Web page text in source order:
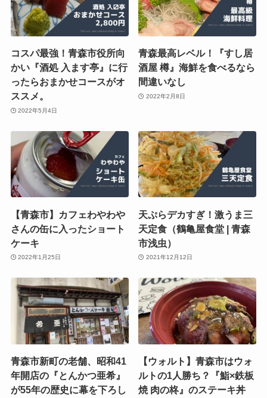
コスパ最強！青森市役所向
かい『酒処 入ます亭』に行
ったらおまかせコースがオ
ススメ。
2022年5月4日
青森最高レベル！『すし居
酒屋 樽』海鮮を食べるなら
間違いなし
2022年2月8日
【青森市】カフェわやわや
さんの缶に入ったショート
ケーキ
2022年1月25日
天ぷらデカすぎ！激うま三
天定食（鶴亀屋食堂 | 青森
市浅虫）
2021年12月12日
青森市新町の老舗、昭和41
年開店の『とんかつ亜希』
が55年の歴史に幕を下ろし
【ウォルト】青森市はウォ
ルトの1人勝ち？『鮨×鉄板
焼 肉の柊』のステーキ丼